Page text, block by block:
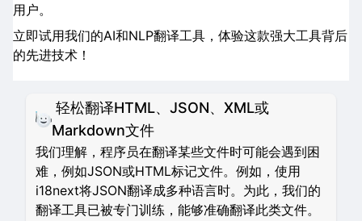
用户。
立即试用我们的AI和NLP翻译工具，体验这款强大工具背后
的先进技术！
轻松翻译HTML、JSON、XML或
Markdown文件
我们理解，程序员在翻译某些文件时可能会遇到困
难，例如JSON或HTML标记文件。例如，使用
i18next将JSON翻译成多种语言时。为此，我们的
翻译工具已被专门训练，能够准确翻译此类文件。